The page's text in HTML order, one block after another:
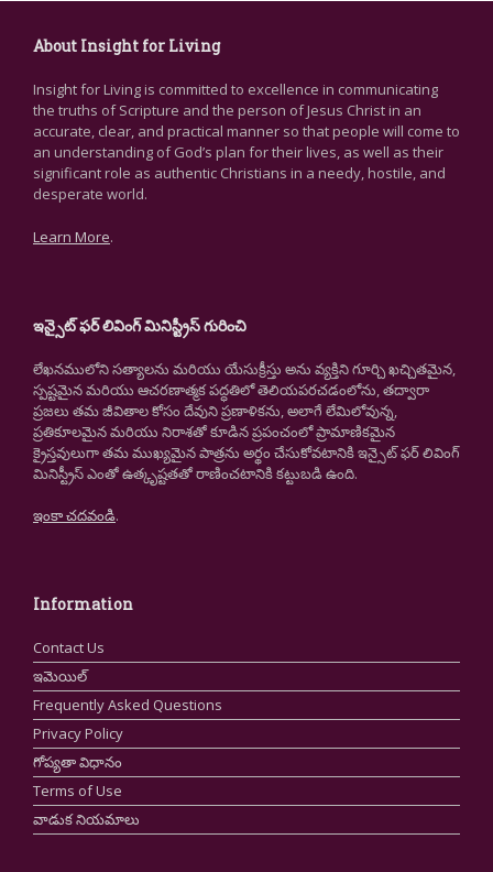
About Insight for Living
Insight for Living is committed to excellence in communicating
the truths of Scripture and the person of Jesus Christ in an
accurate, clear, and practical manner so that people will come to
an understanding of God’s plan for their lives, as well as their
significant role as authentic Christians in a needy, hostile, and
desperate world.
Learn More.
ఇన్సైట్ ఫర్ లివింగ్ మినిస్ట్రీస్ గురించి
లేఖనములోని సత్యాలను మరియు యేసుక్రీస్తు అను వ్యక్తిని గూర్చి ఖచ్చితమైన,
స్పష్టమైన మరియు ఆచరణాత్మక పద్ధతిలో తెలియపరచడంలోను, తద్వారా
ప్రజలు తమ జీవితాల కోసం దేవుని ప్రణాళికను, అలాగే లేమిలోవున్న,
ప్రతికూలమైన మరియు నిరాశతో కూడిన ప్రపంచంలో ప్రామాణికమైన
క్రైస్తవులుగా తమ ముఖ్యమైన పాత్రను అర్థం చేసుకోవటానికి ఇన్సైట్ ఫర్ లివింగ్
మినిస్ట్రీస్ ఎంతో ఉత్కృష్టతతో రాణించటానికి కట్టుబడి ఉంది.
ఇంకా చదవండి.
Information
Contact Us
ఇమెయిల్
Frequently Asked Questions
Privacy Policy
గోప్యతా విధానం
Terms of Use
వాడుక నియమాలు